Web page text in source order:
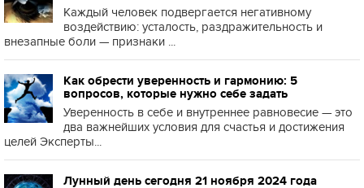
Каждый человек подвергается негативному
воздействию: усталость, раздражительность и
внезапные боли — признаки ...
Как обрести уверенность и гармонию: 5
вопросов, которые нужно себе задать
Уверенность в себе и внутреннее равновесие — это
два важнейших условия для счастья и достижения
целей Эксперты...
Лунный день сегодня 21 ноября 2024 года